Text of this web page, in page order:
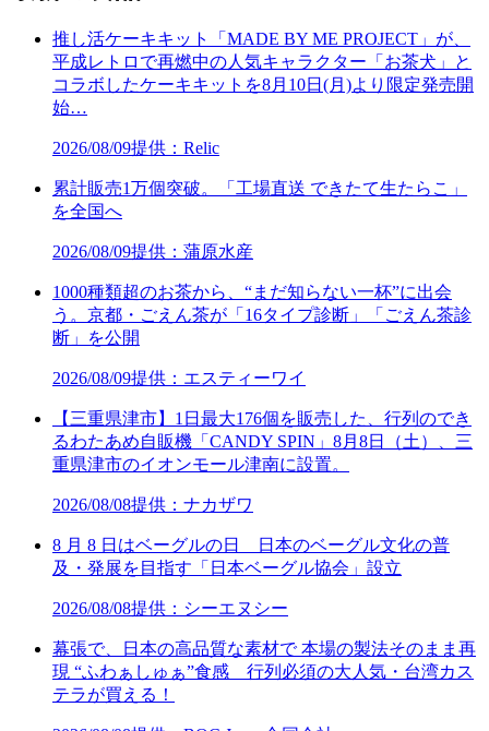
推し活ケーキキット「MADE BY ME PROJECT」が、
平成レトロで再燃中の人気キャラクター「お茶犬」と
コラボしたケーキキットを8月10日(月)より限定発売開
始…
2026/08/09提供：Relic
累計販売1万個突破。「工場直送 できたて生たらこ」
を全国へ
2026/08/09提供：蒲原水産
1000種類超のお茶から、“まだ知らない一杯”に出会
う。京都・ごえん茶が「16タイプ診断」「ごえん茶診
断」を公開
2026/08/09提供：エスティーワイ
【三重県津市】1日最大176個を販売した、行列のでき
るわたあめ自販機「CANDY SPIN」8月8日（土）、三
重県津市のイオンモール津南に設置。
2026/08/08提供：ナカザワ
8 月 8 日はベーグルの日 日本のベーグル文化の普
及・発展を目指す「日本ベーグル協会」設立
2026/08/08提供：シーエヌシー
幕張で、日本の高品質な素材で 本場の製法そのまま再
現 “ふわぁしゅぁ”食感 行列必須の大人気・台湾カス
テラが買える！